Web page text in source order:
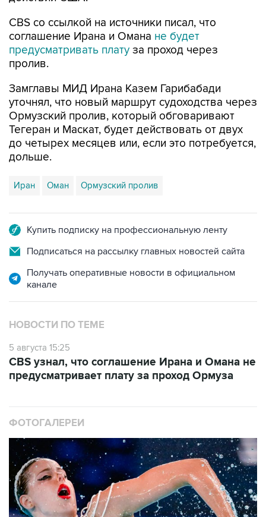
CBS со ссылкой на источники писал, что
соглашение Ирана и Омана не будет
предусматривать плату за проход через
пролив.
Замглавы МИД Ирана Казем Гарибабади
уточнял, что новый маршрут судоходства через
Ормузский пролив, который обговаривают
Тегеран и Маскат, будет действовать от двух
до четырех месяцев или, если это потребуется,
дольше.
Иран Оман Ормузский пролив
Купить подписку на профессиональную ленту
Подписаться на рассылку главных новостей сайта
Получать оперативные новости в официальном
канале
НОВОСТИ ПО ТЕМЕ
5 августа 15:25
CBS узнал, что соглашение Ирана и Омана не
предусматривает плату за проход Ормуза
ФОТОГАЛЕРЕИ